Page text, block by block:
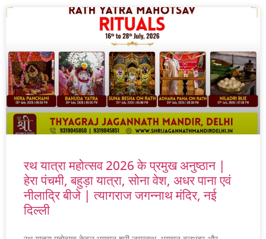
रथ यात्रा महोत्सव 2026 के प्रमुख अनुष्ठान |
हेरा पंचमी, बहुड़ा यात्रा, सोना वेश, अधर पाना एवं
नीलाद्रि बीजे | त्यागराज जगन्नाथ मंदिर, नई
दिल्ली